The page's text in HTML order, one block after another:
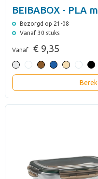
BEIBABOX - PLA
Bezorgd op 21-08
Vanaf 30 stuks
Vanaf € 9,35